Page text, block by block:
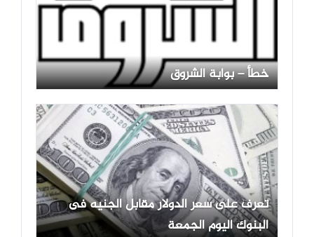
خطأ – بوابة الشروق
تعرف على سعر الدولار مقابل الجنيه فى
البنوك اليوم الجمعة